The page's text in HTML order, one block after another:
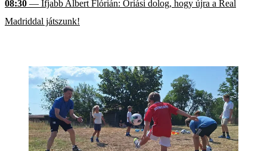
08:30 — Ifjabb Albert Flórián: Óriási dolog, hogy újra a Real
Madriddal játszunk!